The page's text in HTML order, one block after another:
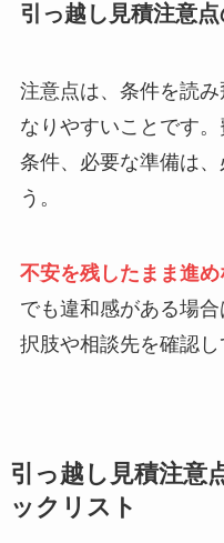
引っ越し見積注意
注意点は、条件を読
なりやすいことです
条件、必要な準備は
う。
不安を残したまま進め
でも違和感がある場
択肢や相談先を確認し
引っ越し見積注意
ックリスト